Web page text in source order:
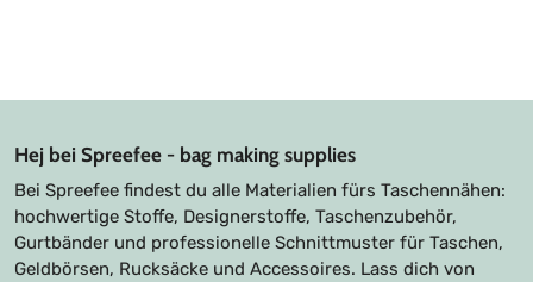
Hej bei Spreefee - bag making supplies
Bei Spreefee findest du alle Materialien fürs Taschennähen:
hochwertige Stoffe, Designerstoffe, Taschenzubehör,
Gurtbänder und professionelle Schnittmuster für Taschen,
Geldbörsen, Rucksäcke und Accessoires. Lass dich von